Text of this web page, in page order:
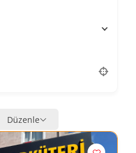
Düzenle